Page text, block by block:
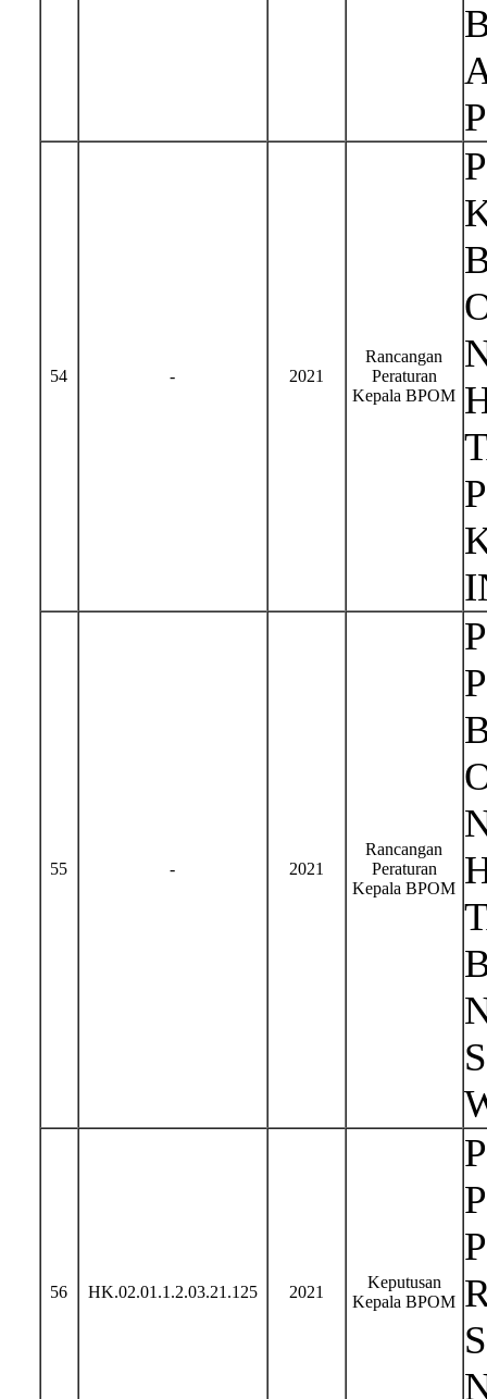
54 - 2021
Rancangan
Peraturan
Kepala BPOM
55 - 2021
Rancangan
Peraturan
Kepala BPOM
56 HK.02.01.1.2.03.21.125 2021
Keputusan
Kepala BPOM